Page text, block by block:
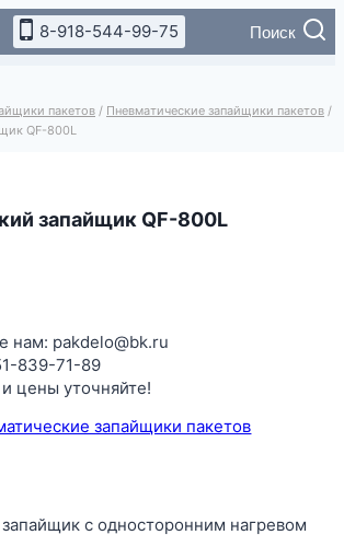
8-918-544-99-75 Поиск
пакетов / Пневматические запайщики пакетов /
QF-800L
запайщик QF-800L
нам: pakdelo@bk.ru
839-71-89
цены уточняйте!
запайщики пакетов
с односторонним нагревом